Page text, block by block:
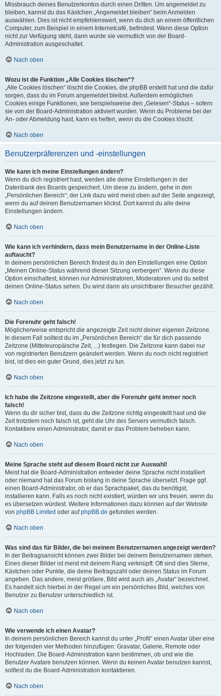
Missbrauch deines Benutzerkontos durch einen Dritten. Um angemeldet zu
bleiben, kannst du das Kästchen „Angemeldet bleiben“ beim Anmelden
auswählen. Dies ist nicht empfehlenswert, wenn du dich an einem öffentlichen
Computer, zum Beispiel in einem Internetcafé, befindest. Wenn diese Option
nicht zur Verfügung steht, dann wurde sie vermutlich von der Board-
Administration ausgeschaltet.
Nach oben
Wozu ist die Funktion „Alle Cookies löschen“?
„Alle Cookies löschen“ löscht die Cookies, die phpBB erstellt hat und die dafür
sorgen, dass du im Forum angemeldet bleibst. Außerdem ermöglichen
Cookies einige Funktionen, wie beispielsweise den „Gelesen“-Status – sofern
sie von der Board-Administration aktiviert wurden. Wenn du Probleme bei der
An- oder Abmeldung hast, kann es helfen, wenn du die Cookies löscht.
Nach oben
Benutzerpräferenzen und -einstellungen
Wie kann ich meine Einstellungen ändern?
Wenn du dich registriert hast, werden alle deine Einstellungen in der
Datenbank des Boards gespeichert. Um diese zu ändern, gehe in den
„Persönlichen Bereich“; der Link dazu wird meist oben auf der Seite angezeigt,
wenn du auf deinen Benutzernamen klickst. Dort kannst du alle deine
Einstellungen ändern.
Nach oben
Wie kann ich verhindern, dass mein Benutzername in der Online-Liste
auftaucht?
In deinem persönlichen Bereich findest du in den Einstellungen eine Option
„Meinen Online-Status während dieser Sitzung verbergen“. Wenn du diese
Option einschaltest, können nur Administratoren, Moderatoren und du selbst
deinen Online-Status sehen. Du wirst dann als unsichtbarer Besucher gezählt.
Nach oben
Die Forenuhr geht falsch!
Möglicherweise entspricht die angezeigte Zeit nicht deiner eigenen Zeitzone.
In diesem Fall solltest du im „Persönlichen Bereich“ die für dich passende
Zeitzone (Mitteleuropäische Zeit, ...) festlegen. Die Zeitzone kann dabei nur
von registrierten Benutzern geändert werden. Wenn du noch nicht registriert
bist, ist dies ein guter Grund, dies jetzt zu tun.
Nach oben
Ich habe die Zeitzone eingestellt, aber die Forenuhr geht immer noch
falsch!
Wenn du dir sicher bist, dass du die Zeitzone richtig eingestellt hast und die
Zeit trotzdem noch falsch ist, geht die Uhr des Servers vermutlich falsch.
Kontaktiere einen Administrator, damit er das Problem beheben kann.
Nach oben
Meine Sprache steht auf diesem Board nicht zur Auswahl!
Meist hat die Board-Administration entweder deine Sprache nicht installiert
oder niemand hat das Forum bislang in deine Sprache übersetzt. Frage ggf.
einen Board-Administrator, ob er das Sprachpaket, das du benötigst,
installieren kann. Falls es noch nicht existiert, würden wir uns freuen, wenn du
es übersetzen würdest. Weitere Informationen dazu können auf der Website
von phpBB Limited oder aufphpBB.de gefunden werden.
Nach oben
Was sind das für Bilder, die bei meinem Benutzernamen angezeigt werden?
In der Beitragsansicht können zwei Bilder bei deinem Benutzernamen stehen.
Eines dieser Bilder ist meist mit deinem Rang verknüpft: Oft sind dies Sterne,
Kästchen oder Punkte, die deine Beitragszahl oder deinen Status im Forum
angeben. Das andere, meist größere, Bild wird auch als „Avatar“ bezeichnet.
Es handelt sich hierbei in der Regel um ein persönliches Bild, welches von
Benutzer zu Benutzer unterschiedlich ist.
Nach oben
Wie verwende ich einen Avatar?
In deinem persönlichen Bereich kannst du unter „Profil“ einen Avatar über eine
der folgenden vier Methoden hinzufügen: Gravatar, Galerie, Remote oder
Hochladen. Die Board-Administration kann bestimmen, ob und wie die
Benutzer Avatare benutzen können. Wenn du keinen Avatar benutzen kannst,
solltest du die Board-Administration kontaktieren.
Nach oben